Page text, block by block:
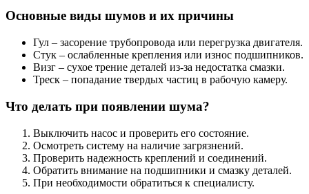
Основные виды шумов и их причины
Гул – засорение трубопровода или перегрузка двигателя.
Стук – ослабленные крепления или износ подшипников.
Визг – сухое трение деталей из-за недостатка смазки.
Треск – попадание твердых частиц в рабочую камеру.
Что делать при появлении шума?
Выключить насос и проверить его состояние.
Осмотреть систему на наличие загрязнений.
Проверить надежность креплений и соединений.
Обратить внимание на подшипники и смазку деталей.
При необходимости обратиться к специалисту.